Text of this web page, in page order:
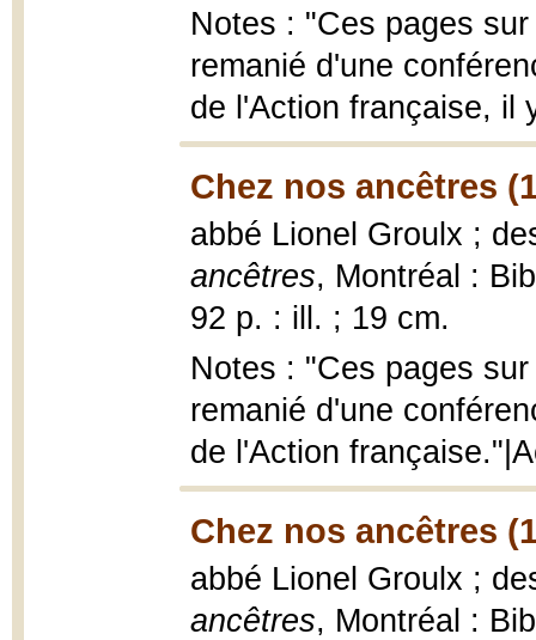
Notes : "Ces pages
remanié d'une
de l'Action française, il
Chez nos ancêtres
abbé Lionel Groulx ;
ancêtres, Montréal :
92 p. : ill. ; 19 cm.
Notes : "Ces pages
remanié d'une
de l'Action
Chez nos ancêtres
abbé Lionel Groulx ;
ancêtres, Montréal :